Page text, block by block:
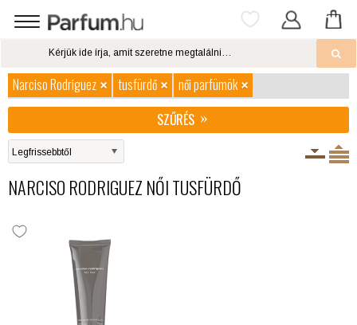
Narciso Rodriguez tusfürdő
női parfümök
SZŰRÉS
NARCISO RODRIGUEZ NŐI TUSFÜRDŐ